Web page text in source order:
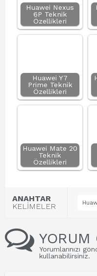
Huawei Nexus
6P Teknik
Özellikleri
Huawei Y7
Prime Teknik
Özellikleri
Huawei Mate 20
Teknik
Özellikleri
ANAHTAR
KELİMELER
YORUM
Yorumlarınızı
kullanabilirsiniz.